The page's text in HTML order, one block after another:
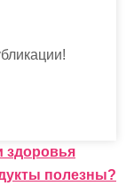
здоровья
полезны?